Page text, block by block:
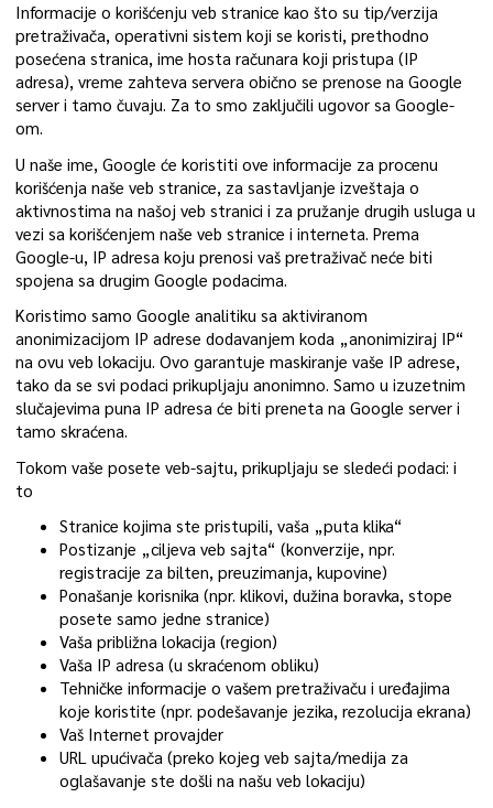
Informacije o korišćenju veb stranice kao što su tip/verzija
pretraživača, operativni sistem koji se koristi, prethodno
posećena stranica, ime hosta računara koji pristupa (IP
adresa), vreme zahteva servera obično se prenose na Google
server i tamo čuvaju. Za to smo zaključili ugovor sa Google-
om.
U naše ime, Google će koristiti ove informacije za procenu
korišćenja naše veb stranice, za sastavljanje izveštaja o
aktivnostima na našoj veb stranici i za pružanje drugih usluga u
vezi sa korišćenjem naše veb stranice i interneta. Prema
Google-u, IP adresa koju prenosi vaš pretraživač neće biti
spojena sa drugim Google podacima.
Koristimo samo Google analitiku sa aktiviranom
anonimizacijom IP adrese dodavanjem koda „anonimiziraj IP“
na ovu veb lokaciju. Ovo garantuje maskiranje vaše IP adrese,
tako da se svi podaci prikupljaju anonimno. Samo u izuzetnim
slučajevima puna IP adresa će biti preneta na Google server i
tamo skraćena.
Tokom vaše posete veb-sajtu, prikupljaju se sledeći podaci: i
to
Stranice kojima ste pristupili, vaša „puta klika“
Postizanje „ciljeva veb sajta“ (konverzije, npr.
registracije za bilten, preuzimanja, kupovine)
Ponašanje korisnika (npr. klikovi, dužina boravka, stope
posete samo jedne stranice)
Vaša približna lokacija (region)
Vaša IP adresa (u skraćenom obliku)
Tehničke informacije o vašem pretraživaču i uređajima
koje koristite (npr. podešavanje jezika, rezolucija ekrana)
Vaš Internet provajder
URL upućivača (preko kojeg veb sajta/medija za
oglašavanje ste došli na našu veb lokaciju)